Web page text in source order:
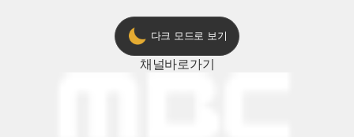
다크 모드로 보기
채널바로가기